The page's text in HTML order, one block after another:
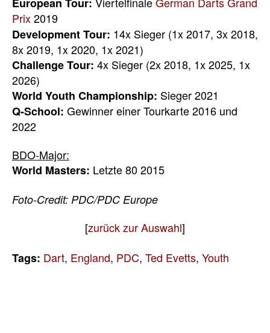
Prix2019
Development Tour: 14x Sieger (1x 2017, 3x 2018,
8x 2019, 1x 2020, 1x 2021)
Challenge Tour: 4x Sieger (2x 2018, 1x 2025, 1x
2026)
World Youth Championship: Sieger 2021
Q-School: Gewinner einer Tourkarte 2016 und
2022
BDO-Major:
World Masters: Letzte 80 2015
Foto-Credit: PDC/PDC Europe
[zurück zur Auswahl]
Tags: Dart, England, PDC, Ted Evetts, Youth